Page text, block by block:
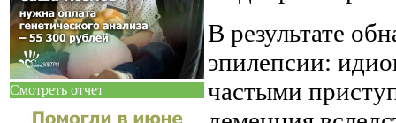
Смотреть отчет
В результате
эпилепсии:
частыми